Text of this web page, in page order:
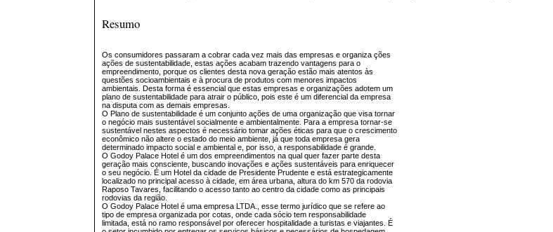
Resumo
Os consumidores passaram a cobrar cada vez mais das empresas e organiza ções
ações de sustentabilidade, estas ações acabam trazendo vantagens para o
empreendimento, porque os clientes desta nova geração estão mais atentos às
questões socioambientais e à procura de produtos com menores impactos
ambientais. Desta forma é essencial que estas empresas e organizações adotem um
plano de sustentabilidade para atrair o público, pois este é um diferencial da empresa
na disputa com as demais empresas.
O Plano de sustentabilidade é um conjunto ações de uma organização que visa tornar
o negócio mais sustentável socialmente e ambientalmente. Para a empresa tornar-se
sustentável nestes aspectos é necessário tomar ações éticas para que o crescimento
econômico não altere o estado do meio ambiente, já que toda empresa gera
determinado impacto social e ambiental e, por isso, a responsabilidade é grande.
O Godoy Palace Hotel é um dos empreendimentos na qual quer fazer parte desta
geração mais consciente, buscando inovações e ações sustentáveis para enriquecer
o seu negócio. É um Hotel da cidade de Presidente Prudente e está estrategicamente
localizado no principal acesso à cidade, em área urbana, altura do km 570 da rodovia
Raposo Tavares, facilitando o acesso tanto ao centro da cidade como as principais
rodovias da região.
O Godoy Palace Hotel é uma empresa LTDA., esse termo jurídico que se refere ao
tipo de empresa organizada por cotas, onde cada sócio tem responsabilidade
limitada, está no ramo responsável por oferecer hospitalidade a turistas e viajantes. É